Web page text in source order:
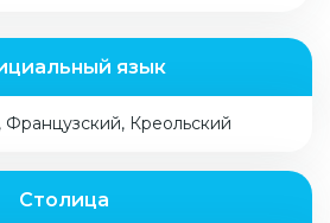
язык
Французский, Креольский
Столица